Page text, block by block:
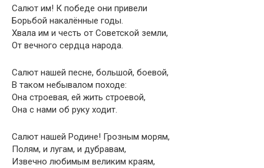
Салют им! К победе они привели
Борьбой накалённые годы.
Хвала им и честь от Советской земли,
От вечного сердца народа.
Салют нашей песне, большой, боевой,
В таком небывалом походе:
Она строевая, ей жить строевой,
Она с нами об руку ходит.
Салют нашей Родине! Грозным морям,
Полям, и лугам, и дубравам,
Извечно любимым великим краям,